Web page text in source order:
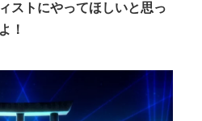
ストにやってほしいと思っ
！